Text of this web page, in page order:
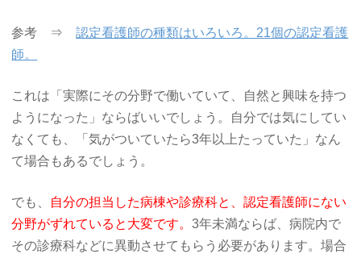
参考 ⇒認定看護師の種類はいろいろ。21個の認定看護
師。
これは「実際にその分野で働いていて、自然と興味を持つ
ようになった」ならばいいでしょう。自分では気にしてい
なくても、「気がついていたら3年以上たっていた」なん
て場合もあるでしょう。
でも、 自分の担当した病棟や診療科と、認定看護師にない
分野がずれていると大変です。3年未満ならば、病院内で
その診療科などに異動させてもらう必要があります。場合